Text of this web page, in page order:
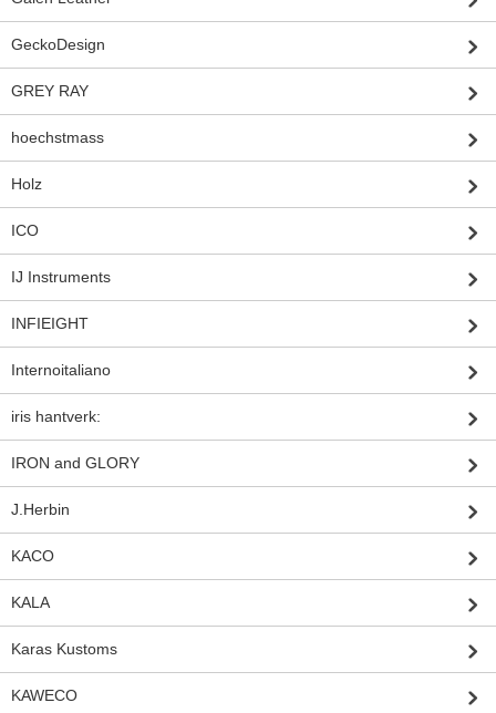
GeckoDesign
GREY RAY
hoechstmass
Holz
ICO
IJ Instruments
INFIEIGHT
Internoitaliano
iris hantverk:
IRON and GLORY
J.Herbin
KACO
KALA
Karas Kustoms
KAWECO